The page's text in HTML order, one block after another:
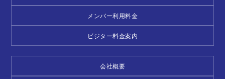
メンバー利用料金
ビジター料金案内
会社概要